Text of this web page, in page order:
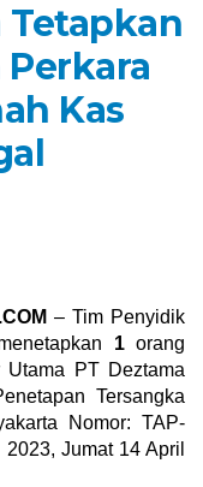
Tetapkan
Kas
.COM – Tim Penyidik
1orang
Utama PT Deztama
Tersangka
Nomor: TAP-
Jumat 14 April